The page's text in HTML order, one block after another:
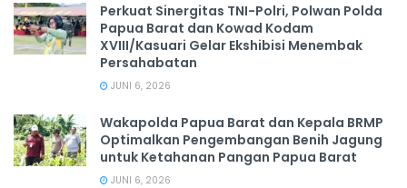
‎Perkuat Sinergitas TNI-Polri, Polwan Polda
Papua Barat dan Kowad Kodam
XVIII/Kasuari Gelar Ekshibisi Menembak
Persahabatan
JUNI 6, 2026
Wakapolda Papua Barat dan Kepala BRMP
Optimalkan Pengembangan Benih Jagung
untuk Ketahanan Pangan Papua Barat
JUNI 6, 2026